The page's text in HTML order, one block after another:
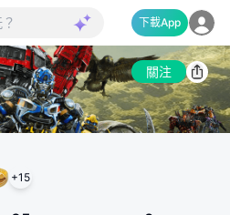
下載App
關注
+15